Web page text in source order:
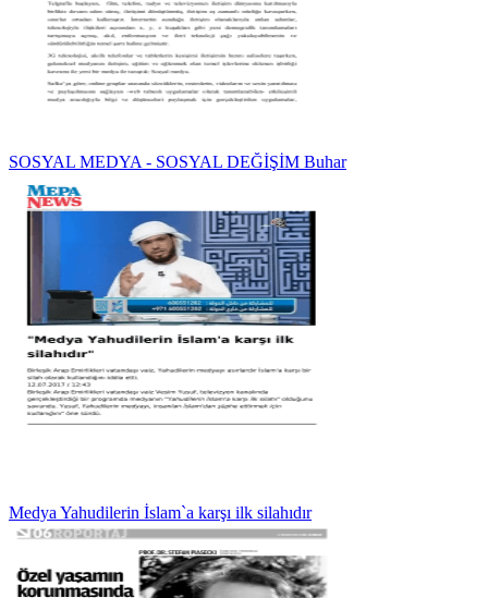
SOSYAL MEDYA - SOSYAL DEĞİŞİM Buhar
Medya Yahudilerin İslam`a karşı ilk silahıdır